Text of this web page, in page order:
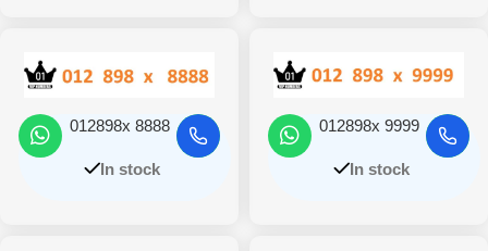
012898x 9999
In stock
012898x 8888
In stock